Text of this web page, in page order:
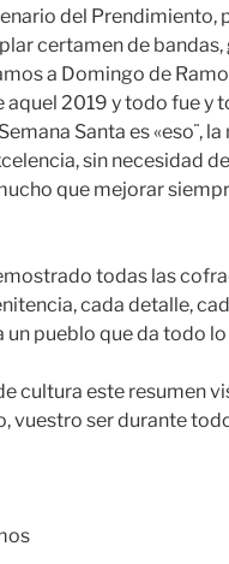
del Prendimiento,
certamen de
a Domingo de
2019 y todo fue y
Santa es «eso¨,
sin necesidad
que mejorar
todas las
cada detalle,
un pueblo que da todo
cultura este resumen
vuestro ser durante